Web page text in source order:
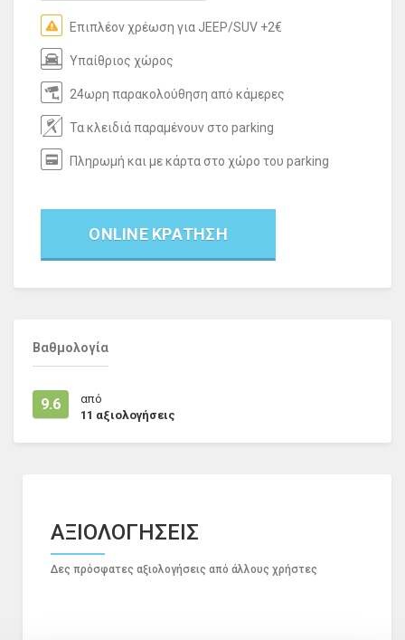
Επιπλέον χρέωση για JEEP/SUV +2€
Υπαίθριος χώρος
24ωρη παρακολούθηση από κάμερες
Τα κλειδιά παραμένουν στο parking
Πληρωμή και με κάρτα στο χώρο του parking
ONLINE ΚΡΑΤΗΣΗ
Βαθμολογία
9.6
από
11 αξιολογήσεις
ΑΞΙΟΛΟΓΗΣΕΙΣ
Δες πρόσφατες αξιολογήσεις από άλλους χρήστες